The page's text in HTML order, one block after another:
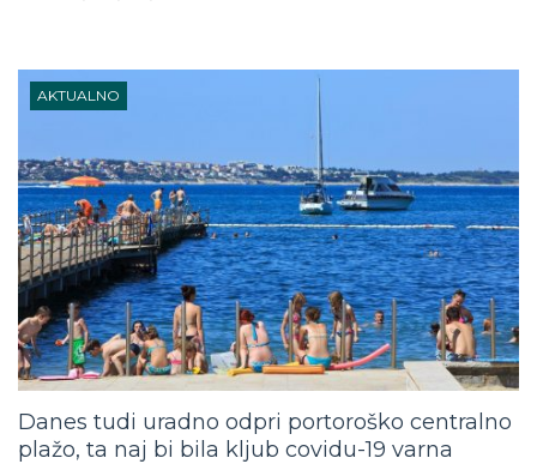
AKTUALNO
Danes tudi uradno odpri portoroško centralno
plažo, ta naj bi bila kljub covidu-19 varna